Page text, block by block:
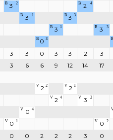
B 3 2 B 2 4
B 3 1 B 3 3
B 3 1 B 3 3
B 0 3 B
3 3 0 3 3 2
3
3 6 6 9 12 14
17
V 2 2 V 2 1
V 2 4 V 3 2
V 0 4
V 0 1 V 0 2
0 0 2 2 2 3
0